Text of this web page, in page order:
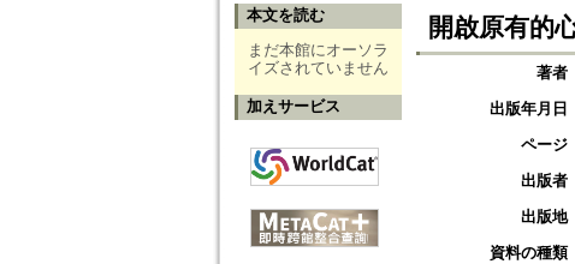
本文を読む
まだ本館にオーソラ
イズされていません
加えサービス
開啟原有的
著者
出版年月日
ページ
出版者
出版地
資料の種類